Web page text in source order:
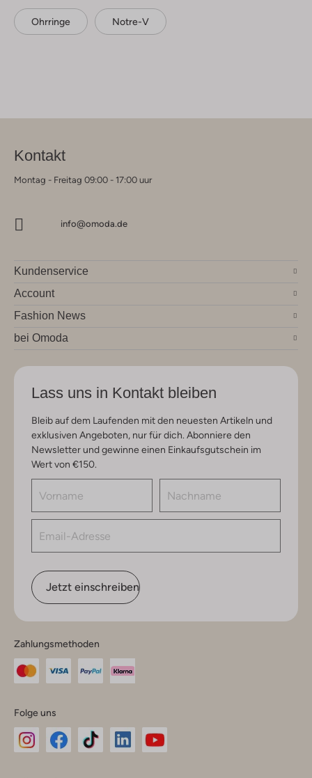
Ohrringe Notre-V
Kontakt
Montag - Freitag 09:00 - 17:00 uur
info@omoda.de
Kundenservice
Account
Fashion News
bei Omoda
Lass uns in Kontakt bleiben
Bleib auf dem Laufenden mit den neuesten Artikeln und
exklusiven Angeboten, nur für dich. Abonniere den
Newsletter und gewinne einen Einkaufsgutschein im
Wert von €150.
Jetzt einschreiben
Zahlungsmethoden
Folge uns